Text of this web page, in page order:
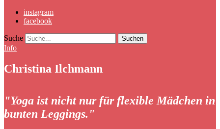
instagram
facebook
Suche
Info
Christina Ilchmann
"Yoga ist nicht nur für flexible Mädchen in
bunten Leggings."